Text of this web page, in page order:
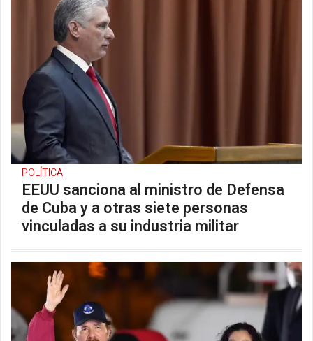
POLÍTICA
EEUU sanciona al ministro de Defensa
de Cuba y a otras siete personas
vinculadas a su industria militar